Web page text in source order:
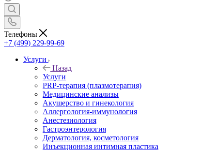
Телефоны
+7 (499) 229-99-69
Услуги
Назад
Услуги
PRP-терапия (плазмотерапия)
Медицинские анализы
Акушерство и гинекология
Аллергология-иммунология
Анестезиология
Гастроэнтерология
Дерматология, косметология
Инъекционная интимная пластика